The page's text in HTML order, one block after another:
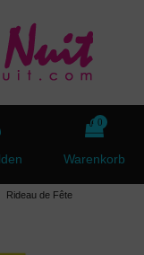
0
Warenkorb
Rideau de Fête